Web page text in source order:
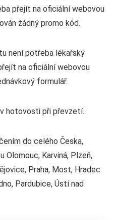
přejít na oficiální webovou
žádný promo kód.
není potřeba lékařský
na oficiální webovou
formulář.
hotovosti při převzetí.
do celého Česka,
Olomouc, Karviná, Plzeň,
Praha, Most, Hradec
Pardubice, Ústí nad